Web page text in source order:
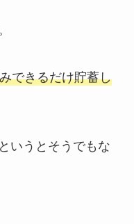
できるだけ貯蓄し
いうとそうでもな